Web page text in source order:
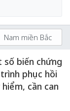
Nam miền Bắc
số biến chứng
phục hồi
cần can